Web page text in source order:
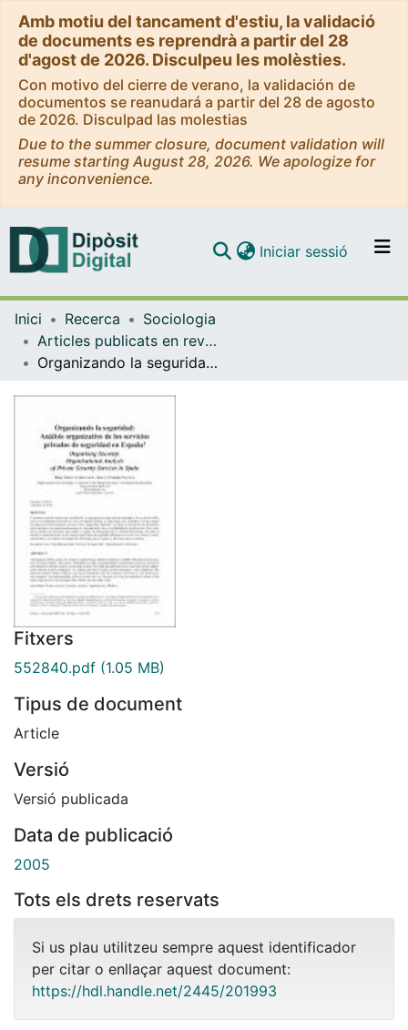
Amb motiu del tancament d'estiu, la validació
de documents es reprendrà a partir del 28
d'agost de 2026. Disculpeu les molèsties.
Con motivo del cierre de verano, la validación de
documentos se reanudará a partir del 28 de agosto
de 2026. Disculpad las molestias
Due to the summer closure, document validation will
resume starting August 28, 2026. We apologize for
any inconvenience.
Navega per tot el DD
Com publicar
Iniciar sessió (current)
Inici Recerca
Sociologia
Articles publicats en revistes (Sociologia)
Organizando la seguridad: Análisis organizativo de los servicios privados de seguridad en España
Fitxers
552840.pdf (1.05 MB)
Tipus de document
Article
Versió
Versió publicada
Data de publicació
2005
Tots els drets reservats
Si us plau utilitzeu sempre aquest identificador
per citar o enllaçar aquest document:
https://hdl.handle.net/2445/201993